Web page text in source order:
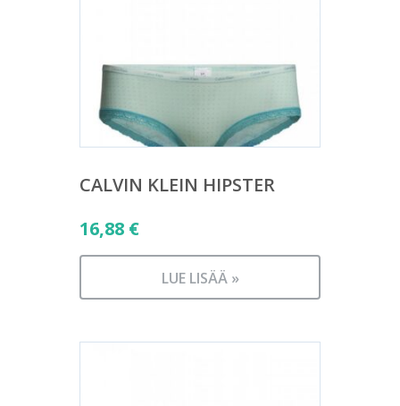
CALVIN KLEIN HIPSTER
16,88 €
LUE LISÄÄ »